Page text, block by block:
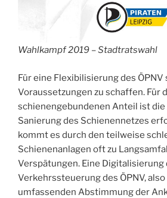
Wahlkampf 2019 – Stadtratswahl
Für eine Flexibilisierung des ÖPNV
Voraussetzungen zu schaffen. Für
schienengebundenen Anteil ist
Sanierung des Schienennetzes
kommt es durch den teilweise
Schienenanlagen oft zu
Verspätungen. Eine Digitalisierung
Verkehrssteuerung des ÖPNV,
umfassenden Abstimmung der